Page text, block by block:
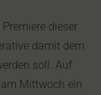
dieser
damit dem
soll. Auf
Mittwoch ein